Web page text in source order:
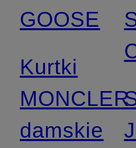
GOOSE
Kurtki
MONCLER
damskie